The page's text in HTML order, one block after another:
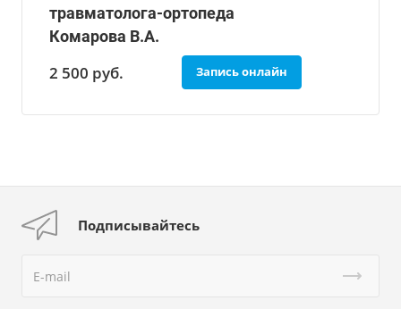
травматолога-ортопеда
Комарова В.А.
2 500 руб. Запись онлайн
Подписывайтесь